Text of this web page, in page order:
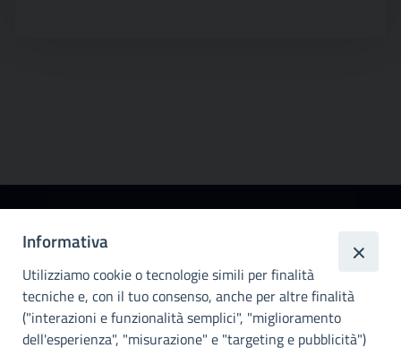
metropolitana di
Palermo
Info e contatti
Città Metropoliitana di Palermo
Informativa
Utilizziamo cookie o tecnologie simili per finalità
tecniche e, con il tuo consenso, anche per altre finalità
("interazioni e funzionalità semplici", "miglioramento
dell'esperienza", "misurazione" e "targeting e pubblicità")